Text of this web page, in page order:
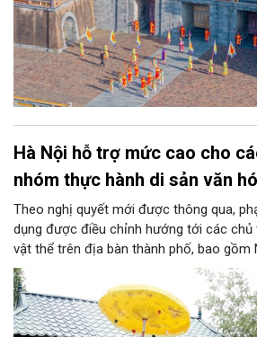
Hà Nội hỗ trợ mức cao cho
nhóm thực hành di sản văn
Theo nghị quyết mới được thông qua,
dụng được điều chỉnh hướng tới các chủ
vật thể trên địa bàn thành phố, bao gồm
Nghệ nhân ưu tú, các câu lạc bộ, nhóm
và người thực hành di sản. Đáng chú ý,
nguyên mức hỗ trợ rất cao cho các câu
hành di sản văn hóa phi vật thể.